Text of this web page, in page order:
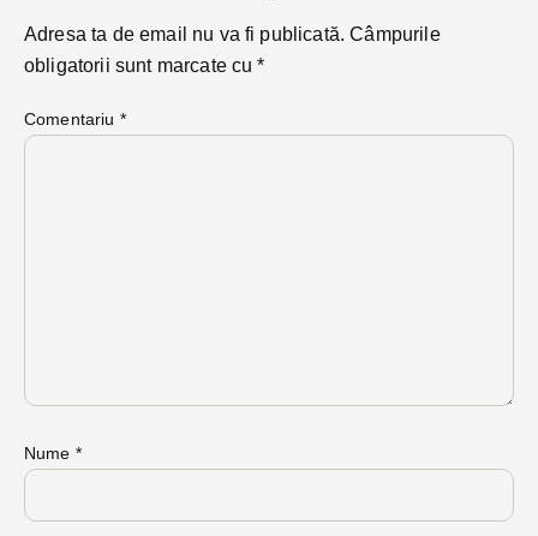
Adresa ta de email nu va fi publicată. Câmpurile
obligatorii sunt marcate cu*
Comentariu *
Nume *